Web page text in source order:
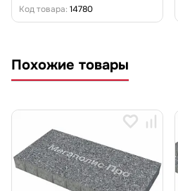
Код товара: 14780
Похожие товары